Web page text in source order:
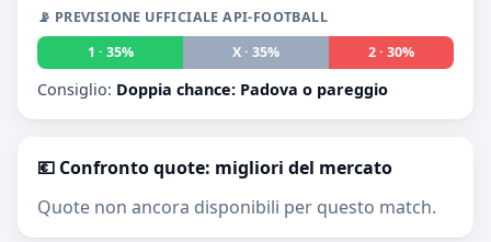
📡 PREVISIONE UFFICIALE API-FOOTBALL
1 · 35%
X · 35% 2 · 30%
Consiglio: Doppia chance: Padova o pareggio
💶 Confronto quote: migliori del mercato
Quote non ancora disponibili per questo match.